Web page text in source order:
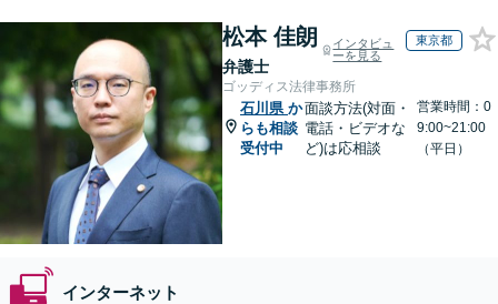
松本 佳朗
弁護士
インタビュ
ーを見る
東京都
ゴッディス法律事務所
石川県 か
らも相談
受付中
面談方法(対面・
電話・ビデオな
ど)は応相談
営業時間：0
9:00~21:00
（平日）
インターネット